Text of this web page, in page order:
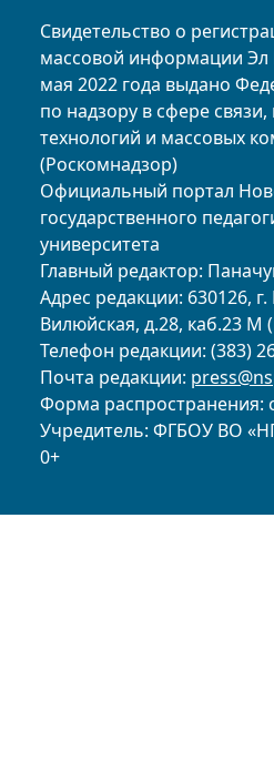
Свидетельство о
массовой информации
мая 2022 года выдано
по надзору в сфере
технологий и массовых
(Роскомнадзор)
Официальный портал
государственного
университета
Главный редактор:
Адрес редакции: 630126,
Вилюйская, д.28, каб.23 М
Телефон редакции: (383)
Почта редакции:
Форма распространения:
Учредитель: ФГБОУ ВО
0+